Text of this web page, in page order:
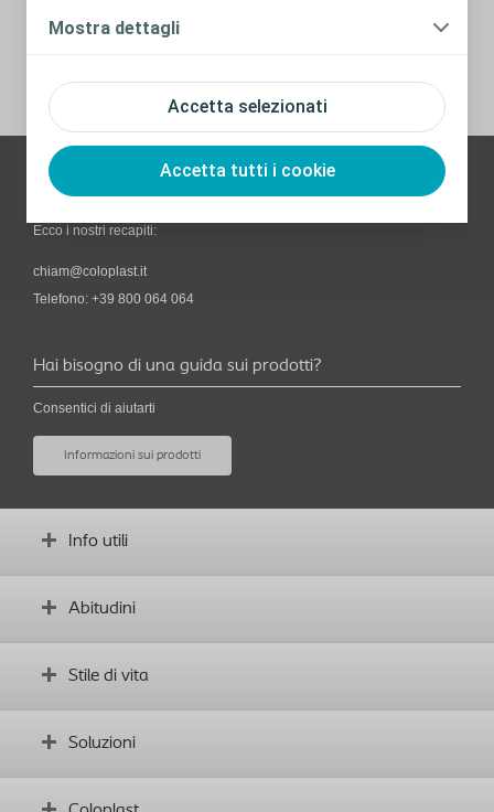
Accetta selezionati
Accetta tutti i cookie
Mostra dettagli
Hai bisogno di aiuto? Contattaci
Ecco i nostri recapiti:
chiam@coloplast.it
Telefono: +39 800 064 064
Hai bisogno di una guida sui prodotti?
Consentici di aiutarti
Informazioni sui prodotti
Info utili
Che cos’è una stomia?
Glossario
Abitudini
Stabilire buone abitudini
Stile di vita
Vivere quotidianamente con una stomia
Soluzioni
Trova il prodotto giusto